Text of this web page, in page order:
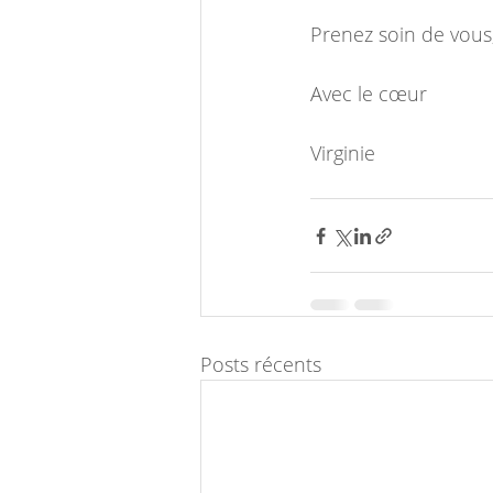
Prenez soin de
Avec le cœur
Virginie
Posts récents